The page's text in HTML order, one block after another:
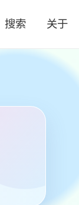
搜索 关于